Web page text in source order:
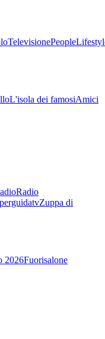
TelevisionePeople
L'isola dei famosiAmici
Radio
Zuppa di
2026Fuorisalone